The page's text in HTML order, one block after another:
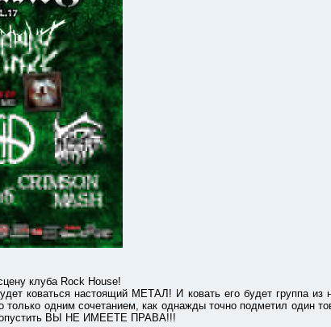
клуба Rock House!
настоящий МЕТАЛ! И ковать его будет группа из
одним сочетанием, как однажды точно подметил один
пропустить ВЫ НЕ ИМЕЕТЕ ПРАВА!!!